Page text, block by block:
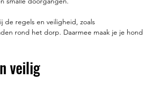
de regels en veiligheid, zoals
rond het dorp. Daarmee maak je je hond
veilig